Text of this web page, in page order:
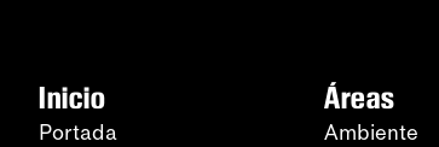
Inicio
Portada
Áreas
Ambiente